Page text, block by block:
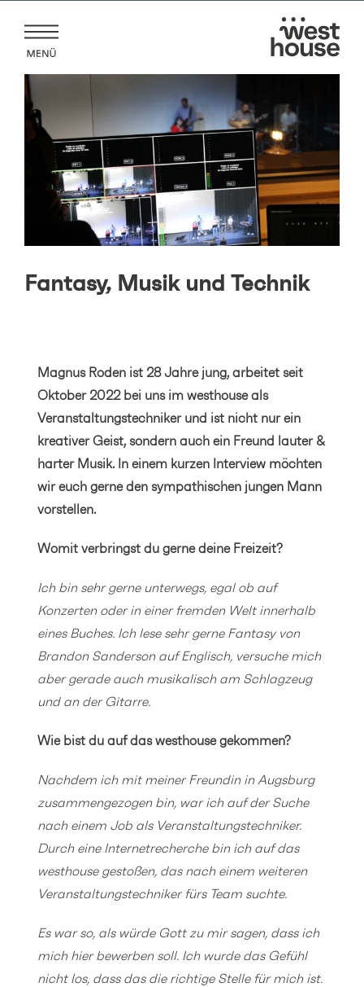
Inhalt
springen
Fantasy, Musik und Technik
Magnus Roden ist 28 Jahre jung, arbeitet seit
Oktober 2022 bei uns im westhouse als
Veranstaltungstechniker und ist nicht nur ein
kreativer Geist, sondern auch ein Freund lauter &
harter Musik. In einem kurzen Interview möchten
wir euch gerne den sympathischen jungen Mann
vorstellen.
Womit verbringst du gerne deine Freizeit?
Ich bin sehr gerne unterwegs, egal ob auf
Konzerten oder in einer fremden Welt innerhalb
eines Buches. Ich lese sehr gerne Fantasy von
Brandon Sanderson auf Englisch, versuche mich
aber gerade auch musikalisch am Schlagzeug
und an der Gitarre.
Wie bist du auf das westhouse gekommen?
Nachdem ich mit meiner Freundin in Augsburg
zusammengezogen bin, war ich auf der Suche
nach einem Job als Veranstaltungstechniker.
Durch eine Internetrecherche bin ich auf das
westhouse gestoßen, das nach einem weiteren
Veranstaltungstechniker fürs Team suchte.
Es war so, als würde Gott zu mir sagen, dass ich
mich hier bewerben soll. Ich wurde das Gefühl
nicht los, dass das die richtige Stelle für mich ist.